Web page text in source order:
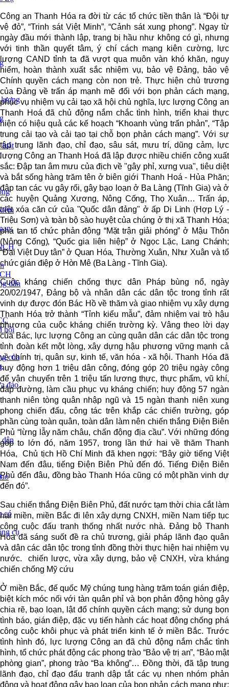
luật
dẫn
hội
của
đảo
có
cụ
Công an Thanh Hóa ra đời từ các tổ chức tiền thân là “Đội tự
vệ đỏ”, “Trinh sát Việt Minh”, “Cảnh sát xung phong”. Ngay từ
ngày đầu mới thành lập, trang bị hầu như không có gì, nhưng
với tinh thần quyết tâm, ý chí cách mạng kiên cường, lực
lượng CAND tỉnh ta đã vượt qua muôn vàn khó khăn, nguy
hiểm, hoàn thành xuất sắc nhiệm vụ, bảo vệ Đảng, bảo vệ
Chính quyền cách mạng còn non trẻ. Thực hiện chủ trương
của Đảng về trấn áp mạnh mẽ đối với bọn phản cách mạng,
phục vụ nhiệm vụ cải tạo xã hội chủ nghĩa, lực lượng Công an
Thanh Hoá đã chủ động nắm chắc tình hình, triển khai thực
hiện có hiệu quả các kế hoạch “Khoanh vùng trấn phản”, “Tập
trung cải tạo và cải tạo tại chỗ bọn phản cách mạng”. Với sự
tập trung lãnh đạo, chỉ đạo, sâu sát, mưu trí, dũng cảm, lực
lượng Công an Thanh Hoá đã lập được nhiều chiến công xuất
sắc: Đập tan âm mưu của địch về "gây phỉ, xưng vua", tiêu diệt
và bắt sống hàng trăm tên ở biên giới Thanh Hoá - Hủa Phăn;
đập tan các vụ gây rối, gây bạo loạn ở Ba Làng (Tĩnh Gia) và ở
các huyện Quảng Xương, Nông Cống, Thọ Xuân… Trấn áp,
triệt xóa căn cứ của "Quốc dân đảng" ở ấp Di Linh (Hợp Lý -
Triệu Sơn) và toàn bộ sào huyệt của chúng ở thị xã Thanh Hóa;
phá tan tổ chức phản động “Mặt trận giải phóng” ở Mậu Thôn
(Nông Cống), “Quốc gia liên hiệp” ở Ngọc Lặc, Lang Chánh;
“Đại Việt Duy tân” ở Quan Hóa, Thường Xuân, Như Xuân và tổ
chức gián điệp ở Hòn Mê (Ba Làng - Tĩnh Gia).
Cuộc kháng chiến chống thực dân Pháp bùng nổ, ngày
20/02/1947, Đảng bộ và nhân dân các dân tộc trong tỉnh rất
vinh dự được đón Bác Hồ về thăm và giao nhiệm vụ xây dựng
Thanh Hóa trở thành “Tỉnh kiểu mẫu”, đảm nhiệm vai trò hậu
phương của cuộc kháng chiến trường kỳ. Vâng theo lời dạy
của Bác, lực lượng Công an cùng quân dân các dân tộc trong
tỉnh đoàn kết một lòng, xây dựng hậu phương vững mạnh cả
về chính trị, quân sự, kinh tế, văn hóa - xã hội. Thanh Hóa đã
huy động hơn 1 triệu dân công, đóng góp 20 triệu ngày công
để vận chuyển trên 1 triệu tấn lương thực, thực phẩm, vũ khí,
đắp đường, làm cầu phục vụ kháng chiến; huy động 57 ngàn
thanh niên tòng quân nhập ngũ và 15 ngàn thanh niên xung
phong chiến đấu, công tác trên khắp các chiến trường, góp
phần cùng toàn quân, toàn dân làm nên chiến thắng Điện Biên
Phủ “lừng lẫy năm châu, chấn động địa cầu”. Với những đóng
góp to lớn đó, năm 1957, trong lần thứ hai về thăm Thanh
Hóa, Chủ tịch Hồ Chí Minh đã khen ngợi: “Bây giờ tiếng Việt
Nam đến đâu, tiếng Điện Biên Phủ đến đó. Tiếng Điện Biên
Phủ đến đâu, đồng bào Thanh Hóa cũng có một phần vinh dự
đến đó”.
Sau chiến thắng Điện Biên Phủ, đất nước tạm thời chia cắt làm
hai miền, miền Bắc đi lên xây dựng CNXH, miền Nam tiếp tục
công cuộc đấu tranh thống nhất nước nhà. Đảng bộ Thanh
Hóa đã sáng suốt đề ra chủ trương, giải pháp lãnh đạo quân
và dân các dân tộc trong tỉnh đồng thời thực hiện hai nhiệm vụ
nước. chiến lược, vừa xây dựng, bảo vệ CNXH, vừa kháng
chiến chống Mỹ cứu
Ở miền Bắc, đế quốc Mỹ chúng tung hàng trăm toán gián điệp,
biệt kích móc nối với tàn quân phỉ và bọn phản động hòng gây
chia rẽ, bạo loạn, lật đổ chính quyền cách mạng; sử dụng bọn
tình báo, gián điệp, đặc vụ tiến hành các hoạt động chống phá
công cuộc khôi phục và phát triển kinh tế ở miền Bắc. Trước
tình hình đó, lực lượng Công an đã chủ động nắm chắc tình
hình, tổ chức phát động các phong trào “Bảo vệ trị an”, “Bảo mật
phòng gian”, phong trào “Ba không”… Đồng thời, đã tập trung
lãnh đạo, chỉ đạođấu tranh dập tắt các vụ nhen nhóm phản
động và hoạt động gây bạo loạn của bọn phản cách mạng như: